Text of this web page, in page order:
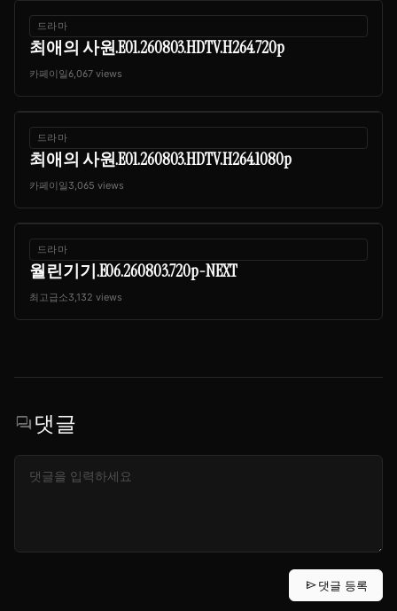
드라마
최애의 사원.E01.260803.HDTV.H264.720p
카페이일6,067 views
드라마
최애의 사원.E01.260803.HDTV.H264.1080p
카페이일 3,065 views
드라마
월린기기.E06.260803.720p-NEXT
최고급소3,132 views
forum댓글
send댓글 등록